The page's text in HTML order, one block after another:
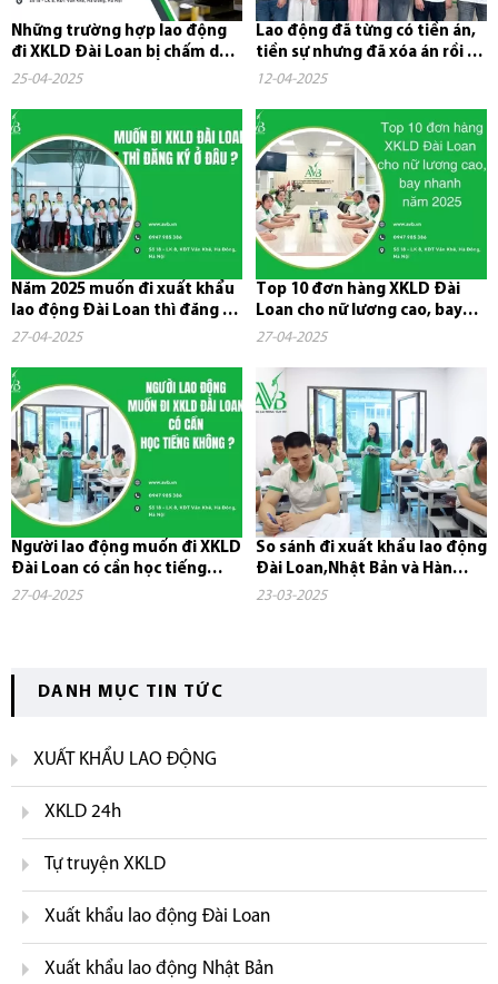
Những trường hợp lao động
đi XKLD Đài Loan bị chấm dứt
hợp đồng và phải về nước
25-04-2025
Lao động đã từng có tiền án,
tiền sự nhưng đã xóa án rồi có
đi xuất khẩu lao...
12-04-2025
Năm 2025 muốn đi xuất khẩu
lao động Đài Loan thì đăng ký
ở đâu?
27-04-2025
Top 10 đơn hàng XKLD Đài
Loan cho nữ lương cao, bay
nhanh năm 2025
27-04-2025
Người lao động muốn đi XKLD
Đài Loan có cần học tiếng
không?
27-04-2025
So sánh đi xuất khẩu lao động
Đài Loan,Nhật Bản và Hàn
Quốc
23-03-2025
DANH MỤC TIN TỨC
XUẤT KHẨU LAO ĐỘNG
XKLD 24h
Tự truyện XKLD
Xuất khẩu lao động Đài Loan
Xuất khẩu lao động Nhật Bản